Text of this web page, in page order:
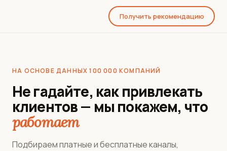
Получить рекомендацию
НА ОСНОВЕ ДАННЫХ 100 000 КОМПАНИЙ
Не гадайте, как привлекать
клиентов — мы покажем, что
работает
Подбираем платные и бесплатные каналы,